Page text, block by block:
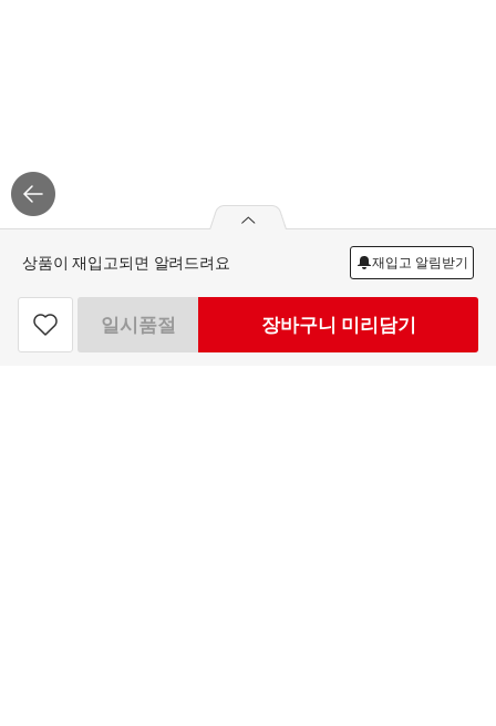
상품이 재입고되면 알려드려요 재입고 알림받기
일시품절 장바구니 미리담기